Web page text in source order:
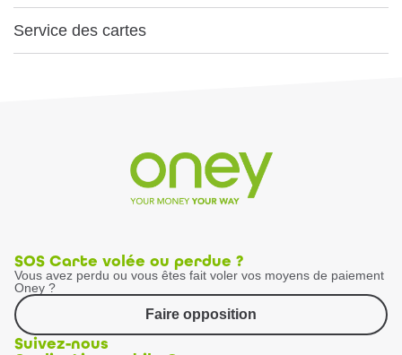
Service des cartes
SOS Carte volée ou perdue ?
Vous avez perdu ou vous êtes fait voler vos moyens de paiement
Oney ?
Faire opposition
Suivez-nous